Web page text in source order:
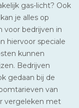
gas-licht? Ook
je alles op
voor bedrijven in
hiervoor speciale
kunnen
Bedrijven
gedaan bij de
van
vergeleken met